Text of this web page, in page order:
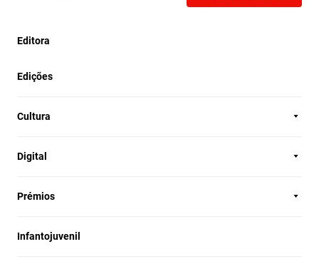
Editora
Edições
Cultura
Digital
Prémios
Infantojuvenil